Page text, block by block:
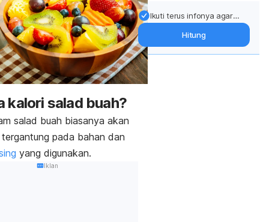
kalori salad buah?
salad buah biasanya akan
pada bahan dan
yang digunakan.
Iklan
Ikuti terus infonya agar
Dapatkan update dari
Hitung